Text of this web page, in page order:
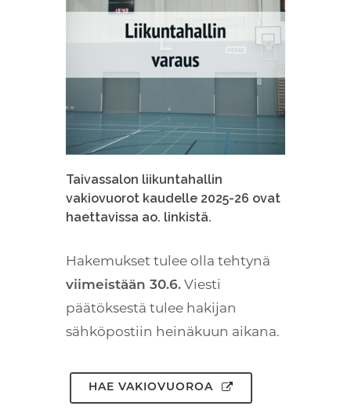
Taivassalon liikuntahallin
vakiovuorot kaudelle 2025-26 ovat
haettavissa ao. linkistä.
Hakemukset tulee olla tehtynä
viimeistään 30.6. Viesti
päätöksestä tulee hakijan
sähköpostiin heinäkuun aikana.
HAE VAKIOVUOROA